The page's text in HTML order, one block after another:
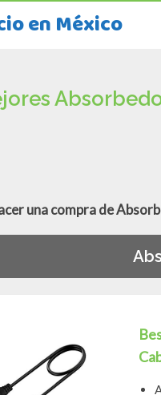
en México
una compra de